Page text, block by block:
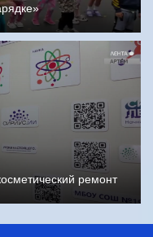
ремонт